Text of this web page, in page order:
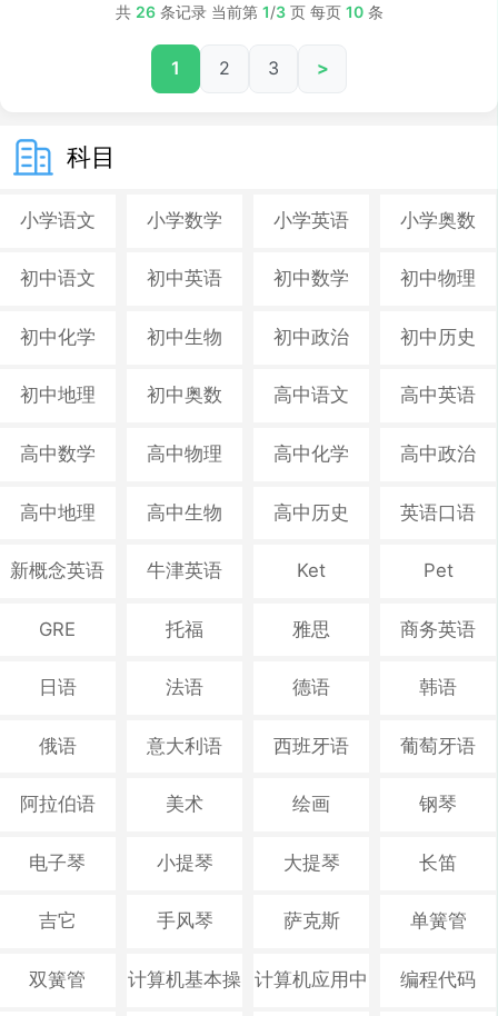
分到75-95分 （中学英语）2010年 辅导阳江一中黄同学，通
过模块单词记忆法，花了半年时间，成绩从40分提高到110。
（高中） 辅导艺术生张同学，通过快速理解法，最后三个月高
考，英语成绩从月考50分到高考的100分，成功考进广州美术
共 26条记录 当前第 1/3页 每页 10条
1 2 3 >
科目
小学语文 小学数学 小学英语 小学奥数
初中语文 初中英语 初中数学 初中物理
初中化学 初中生物 初中政治 初中历史
初中地理 初中奥数 高中语文 高中英语
高中数学 高中物理 高中化学 高中政治
高中地理 高中生物 高中历史 英语口语
新概念英语 牛津英语 Ket Pet
GRE 托福 雅思 商务英语
日语 法语 德语 韩语
俄语 意大利语 西班牙语 葡萄牙语
阿拉伯语 美术 绘画 钢琴
电子琴 小提琴 大提琴 长笛
吉它 手风琴 萨克斯 单簧管
双簧管 计算机基本操 计算机应用中 编程代码